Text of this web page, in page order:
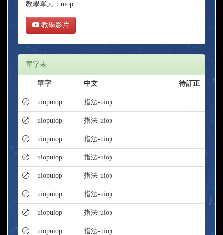
教學單元：uiop
教學影片
單字表
單字 中文 待訂正
uiopuiop 指法-uiop
uiopuiop 指法-uiop
uiopuiop 指法-uiop
uiopuiop 指法-uiop
uiopuiop 指法-uiop
uiopuiop 指法-uiop
uiopuiop 指法-uiop
uiopuiop 指法-uiop